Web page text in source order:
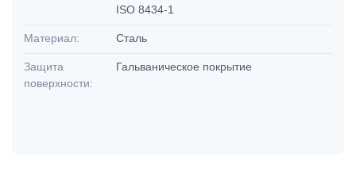
ISO 8434-1
Материал: Сталь
Защита
поверхности:
Гальваническое покрытие